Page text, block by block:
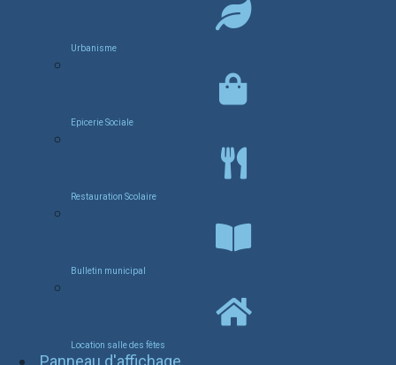
Urbanisme
Epicerie Sociale
Restauration Scolaire
Bulletin municipal
Location salle des fêtes